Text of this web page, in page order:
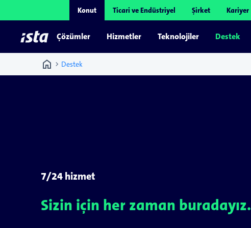
Konut Ticari ve Endüstriyel Şirket Kariyer
Çözümler Hizmetler Teknolojiler Destek
home chevron_right Destek
7/24 hizmet
Sizin için her zaman buradayız.